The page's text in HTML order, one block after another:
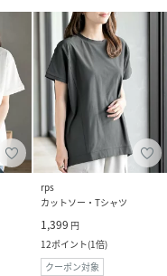
rps
カットソー・Tシャツ
1,399 円
12ポイント(1倍)
クーポン対象